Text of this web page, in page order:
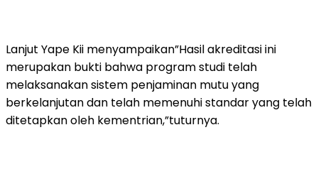
Lanjut Yape Kii menyampaikan”Hasil akreditasi ini
merupakan bukti bahwa program studi telah
melaksanakan sistem penjaminan mutu yang
berkelanjutan dan telah memenuhi standar yang telah
ditetapkan oleh kementrian,”tuturnya.